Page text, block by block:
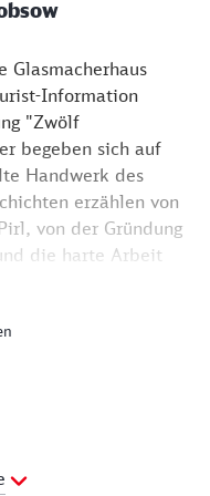
Glasmacherhaus
Information
"Zwölf
begeben sich auf
Handwerk des
erzählen von
von der Gründung
die harte Arbeit
in seinem Roman
Globsow. Da
liegt die
Alten Fritzen
Die
Märchen. Ist
heißt nämlich so,